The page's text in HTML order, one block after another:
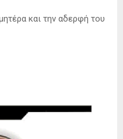
και την αδερφή του